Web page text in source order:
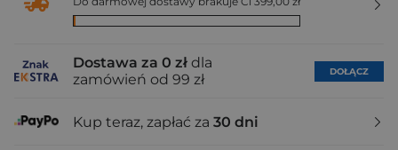
Dostawa za 0 zł dla
zamówień od 99 zł
DOŁĄCZ
Kup teraz, zapłać za 30 dni